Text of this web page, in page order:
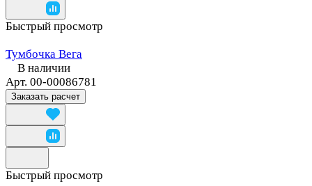
Быстрый просмотр
Тумбочка Вега
В наличии
Арт. 00-00086781
Заказать расчет
Быстрый просмотр